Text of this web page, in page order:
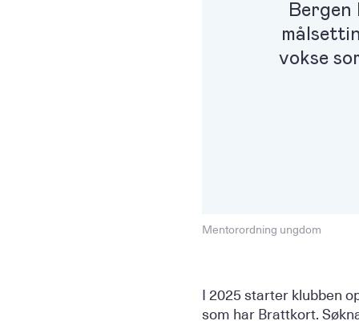
vokse
Mentorordning ungdom
I 2025 starter klubben
som har Brattkort.